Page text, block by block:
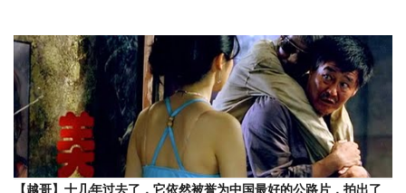
【越哥】十几年过去了，它依然被誉为中国最好的公路片，拍出了